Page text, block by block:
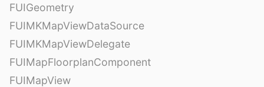
FUIGeometry
FUIMKMapViewDataSource
FUIMKMapViewDelegate
FUIMapFloorplanComponent
FUIMapView